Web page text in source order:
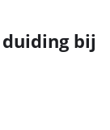
bij